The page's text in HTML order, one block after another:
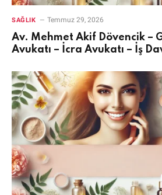
SAĞLIK Temmuz 29, 2026
Av. Mehmet Akif Dövencik –
Avukatı – İcra Avukatı – İş